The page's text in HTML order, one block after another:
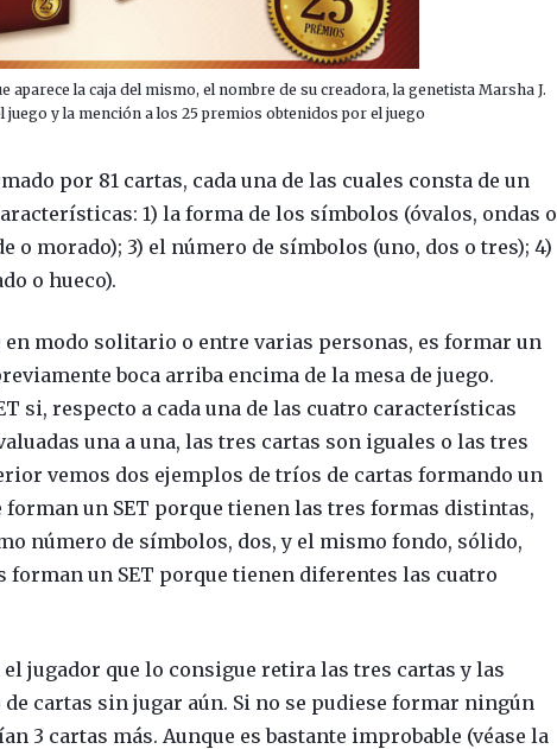
aparece la caja del mismo, el nombre de su creadora, la genetista Marsha J.
juego y la mención a los 25 premios obtenidos por el juego
por 81 cartas, cada una de las cuales consta de un
1) la forma de los símbolos (óvalos, ondas o
o morado); 3) el número de símbolos (uno, dos o tres); 4)
o hueco).
en modo solitario o entre varias personas, es formar un
boca arriba encima de la mesa de juego.
si, respecto a cada una de las cuatro características
una a una, las tres cartas son iguales o las tres
vemos dos ejemplos de tríos de cartas formando un
forman un SET porque tienen las tres formas distintas,
número de símbolos, dos, y el mismo fondo, sólido,
forman un SET porque tienen diferentes las cuatro
el jugador que lo consigue retira las tres cartas y las
cartas sin jugar aún. Si no se pudiese formar ningún
3 cartas más. Aunque es bastante improbable (véase la